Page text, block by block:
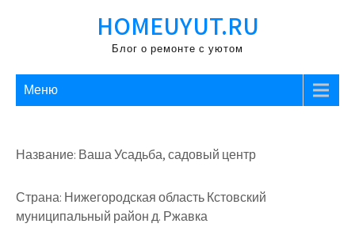
HOMEUYUT.RU
Блог о ремонте с уютом
Меню
Название: Ваша Усадьба, садовый центр
Страна: Нижегородская область Кстовский
муниципальный район д. Ржавка